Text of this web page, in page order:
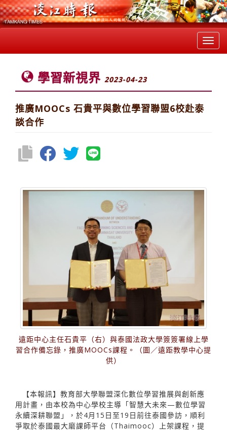
學習新視界 2023-04-23
推廣MOOCs 石貴平與數位學習聯盟6校赴泰
談合作
遠距中心主任石貴平（右）與泰國法政大學簽簽署線上學
習合作備忘錄，推廣MOOCs課程。（圖／遠距教學中心提
供）
【本報訊】教育部大學聯盟深化數位學習推展與創新應
用計畫，由本校為中心學校主導「智慧大未來—數位學習
永續深耕聯盟」，於4月15日至19日前往泰國參訪，順利
爭取於泰國最大磨課師平台（Thaimooc）上架課程，提